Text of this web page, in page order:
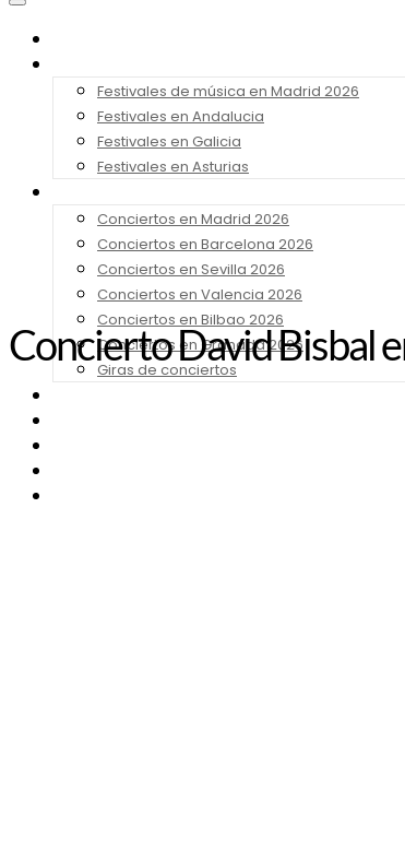
Festivales de música en Madrid 2026
Festivales en Andalucia
Festivales en Galicia
Festivales en Asturias
Conciertos en Madrid 2026
Conciertos en Barcelona 2026
Conciertos en Sevilla 2026
Conciertos en Valencia 2026
Conciertos en Bilbao 2026
Conciertos en Granada 2026
Giras de conciertos
Concierto David Bisbal